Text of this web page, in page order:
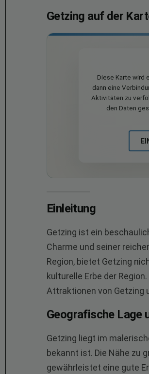
Getzing auf der
Diese Karte wird
dann eine
Aktivitäten zu
den Daten
Einleitung
Getzing ist ein
Charme und seiner
Region, bietet Getzing
kulturelle Erbe der
Attraktionen von Getzing
Geografische Lage
Getzing liegt im
bekannt ist. Die Nähe zu
gewährleistet eine gute